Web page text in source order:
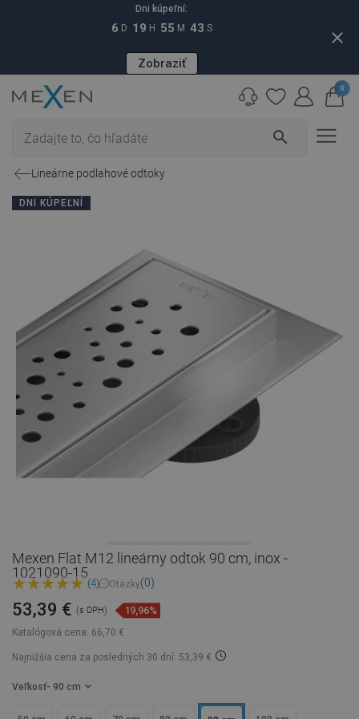
Dni kúpeľní:
6 D 19 H 55 M 42 S
Zobraziť
close
search
0
Lineárne podlahové odtoky
DNI KÚPEĽNÍ
Mexen Flat M12 lineárny odtok 90 cm, inox -
1021090-15
(4) Otázky(0)
Katalógová cena: 66,70 €
53,39 € (s DPH) 19,96%
Najnižšia cena za posledných 30 dní: 53,39 €
Veľkosť - 90 cm